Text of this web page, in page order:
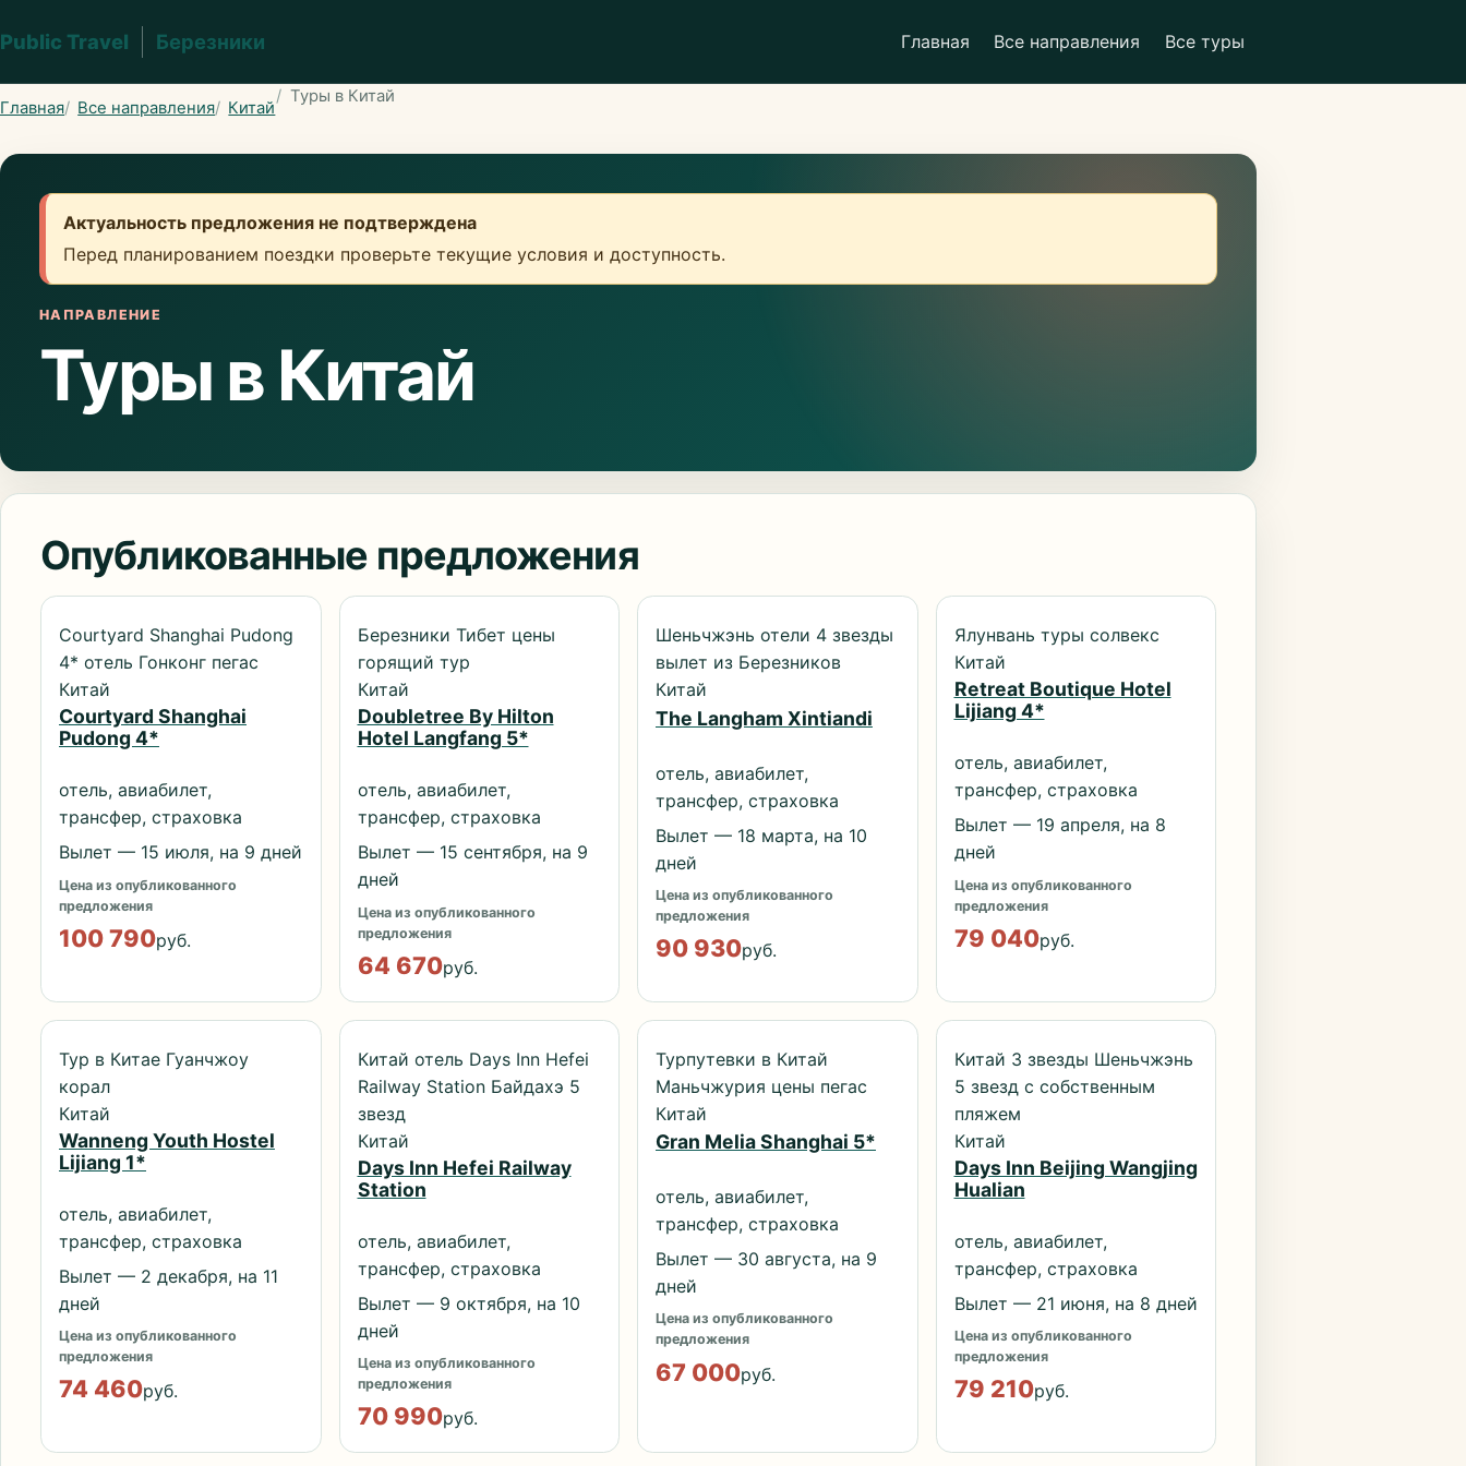
Public Travel Березники Главная Все направления Все туры
Главная Все направления Китай
Туры в Китай
Актуальность предложения не подтверждена
Перед планированием поездки проверьте текущие условия и доступность.
НАПРАВЛЕНИЕ
Туры в Китай
Опубликованные предложения
Courtyard Shanghai Pudong
4* отель Гонконг пегас
Китай
Courtyard Shanghai
Pudong 4*
отель, авиабилет,
трансфер, страховка
Вылет — 15 июля, на 9 дней
Цена из опубликованного
предложения
100 790руб.
Березники Тибет цены
горящий тур
Китай
Doubletree By Hilton
Hotel Langfang 5*
отель, авиабилет,
трансфер, страховка
Вылет — 15 сентября, на 9
дней
Цена из опубликованного
предложения
64 670руб.
Шеньчжэнь отели 4 звезды
вылет из Березников
Китай
The Langham Xintiandi
отель, авиабилет,
трансфер, страховка
Вылет — 18 марта, на 10
дней
Цена из опубликованного
предложения
90 930руб.
Ялунвань туры солвекс
Китай
Retreat Boutique Hotel
Lijiang 4*
отель, авиабилет,
трансфер, страховка
Вылет — 19 апреля, на 8
дней
Цена из опубликованного
предложения
79 040руб.
Тур в Китае Гуанчжоу
корал
Китай
Wanneng Youth Hostel
Lijiang 1*
отель, авиабилет,
трансфер, страховка
Вылет — 2 декабря, на 11
дней
Цена из опубликованного
предложения
74 460руб.
Китай отель Days Inn Hefei
Railway Station Байдахэ 5
звезд
Китай
Days Inn Hefei Railway
Station
отель, авиабилет,
трансфер, страховка
Вылет — 9 октября, на 10
дней
Цена из опубликованного
предложения
70 990руб.
Турпутевки в Китай
Маньчжурия цены пегас
Китай
Gran Melia Shanghai 5*
отель, авиабилет,
трансфер, страховка
Вылет — 30 августа, на 9
дней
Цена из опубликованного
предложения
67 000руб.
Китай 3 звезды Шеньчжэнь
5 звезд с собственным
пляжем
Китай
Days Inn Beijing Wangjing
Hualian
отель, авиабилет,
трансфер, страховка
Вылет — 21 июня, на 8 дней
Цена из опубликованного
предложения
79 210руб.